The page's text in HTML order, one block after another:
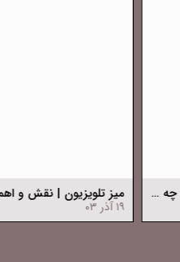
میز تلویزیون | نکات مهم و کاربردی در انتخاب میز تلویزیون